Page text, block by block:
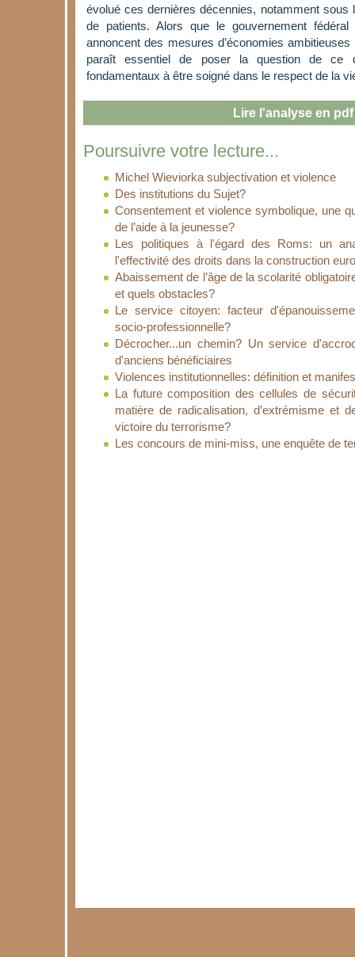
évolué ces dernières décennies, notamment sous
de patients. Alors que le gouvernement
annoncent des mesures d’économies
paraît essentiel de poser la question de ce
fondamentaux à être soigné dans le respect de la
Lire l'analyse en pdf
Poursuivre votre lecture...
Michel Wieviorka subjectivation et violence
Des institutions du Sujet?
Consentement et violence symbolique, une
de l’aide à la jeunesse?
Les politiques à l'égard des Roms: un
l'effectivité des droits dans la construction
Abaissement de l’âge de la scolarité
et quels obstacles?
Le service citoyen: facteur
socio-professionnelle?
Décrocher...un chemin? Un service
d'anciens bénéficiaires
Violences institutionnelles: définition et
La future composition des cellules de
matière de radicalisation, d’extrémisme et
victoire du terrorisme?
Les concours de mini-miss, une enquête de